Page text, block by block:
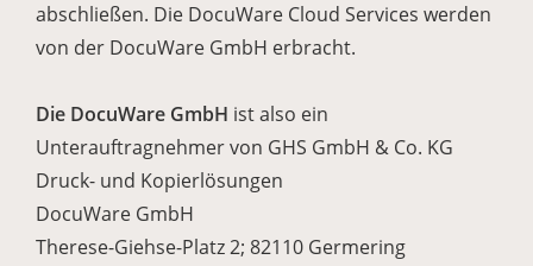
abschließen. Die DocuWare Cloud Services werden
von der DocuWare GmbH erbracht.
Die DocuWare GmbH ist also ein
Unterauftragnehmer von GHS GmbH & Co. KG
Druck- und Kopierlösungen
DocuWare GmbH
Therese-Giehse-Platz 2; 82110 Germering